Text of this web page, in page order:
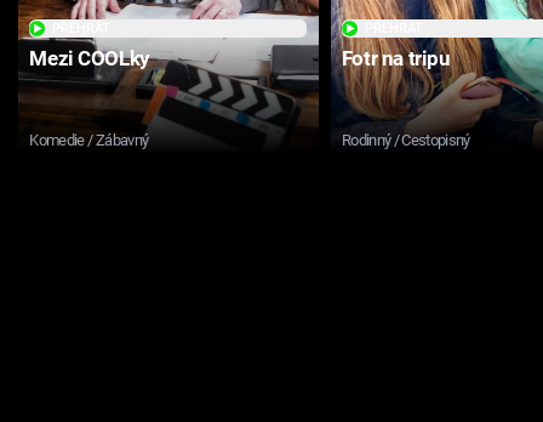
Mezi COOLky
Komedie / Zábavný
Fotr na tripu
Rodinný / Cestopisný